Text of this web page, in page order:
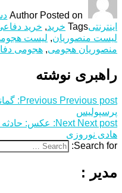
Author Posted on
اینترنتیTags خرید, خرید
لیست منصوریان, لیست
منصوریان هجومی, هجومی
راهبری نوشته
Previous Previous post:
پرسپولیس
Next Next post:
عکس: حادثه
هادی نوروزی
Search for:
مدیر :